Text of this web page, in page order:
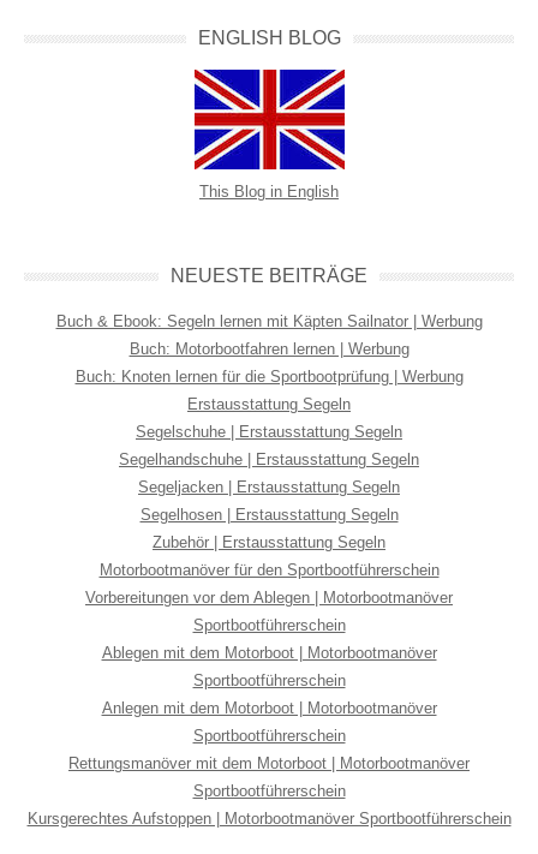
ENGLISH BLOG
This Blog in English
NEUESTE BEITRÄGE
Buch & Ebook: Segeln lernen mit Käpten Sailnator | Werbung
Buch: Motorbootfahren lernen | Werbung
Buch: Knoten lernen für die Sportbootprüfung | Werbung
Erstausstattung Segeln
Segelschuhe | Erstausstattung Segeln
Segelhandschuhe | Erstausstattung Segeln
Segeljacken | Erstausstattung Segeln
Segelhosen | Erstausstattung Segeln
Zubehör | Erstausstattung Segeln
Motorbootmanöver für den Sportbootführerschein
Vorbereitungen vor dem Ablegen | Motorbootmanöver
Sportbootführerschein
Ablegen mit dem Motorboot | Motorbootmanöver
Sportbootführerschein
Anlegen mit dem Motorboot | Motorbootmanöver
Sportbootführerschein
Rettungsmanöver mit dem Motorboot | Motorbootmanöver
Sportbootführerschein
Kursgerechtes Aufstoppen | Motorbootmanöver Sportbootführerschein